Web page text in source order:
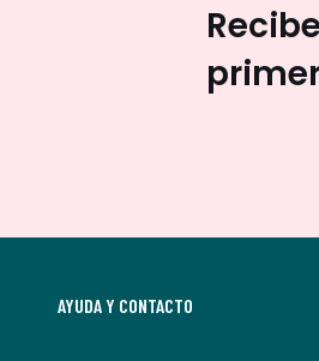
AYUDA Y CONTACTO